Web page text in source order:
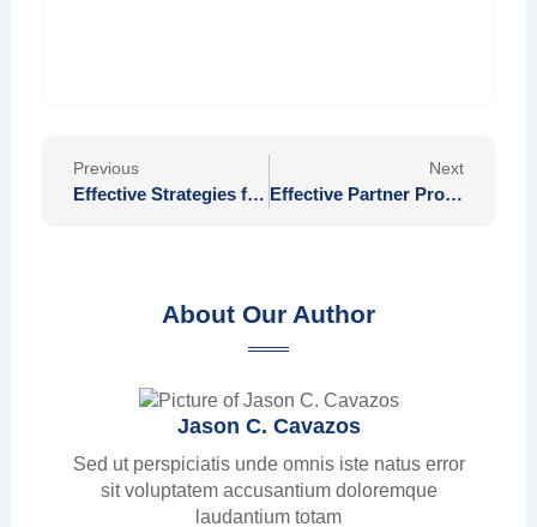
Previous
Effective Strategies for Preparing for Delhi University Entrance Exams
Next
Effective Partner Programs That Enhance Your Business Revenue Potential
About Our Author
Jason C. Cavazos
Sed ut perspiciatis unde omnis iste natus error
sit voluptatem accusantium doloremque
laudantium totam